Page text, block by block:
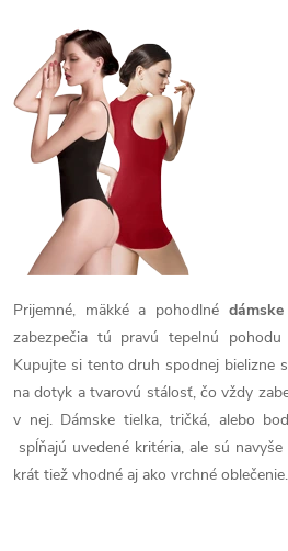
a
c
r
v
k
y
v
k
Prijemné, mäkké a pohodlné
zabezpečia tú pravú tepelnú
Kupujte si tento druh spodnej bielizne
na dotyk a tvarovú stálosť, čo vždy
v nej. Dámske tielka, tričká, alebo
spĺňajú uvedené kritéria, ale sú
krát tiež vhodné aj ako vrchné oblečenie.